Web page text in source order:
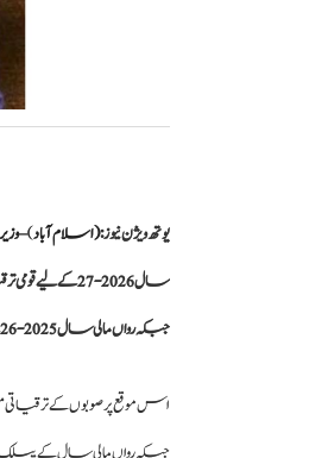
یوتھ ویژن نیوز :(اسلام آباد)
–
جبکہ رواں مالی سال 2025-26 کے ترقیاتی بجٹ کا تفصیلی جائزہ بھی پیش کیا گیا۔